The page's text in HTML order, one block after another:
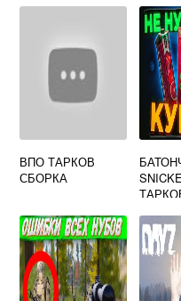
ВПО ТАРКОВ
СБОРКА